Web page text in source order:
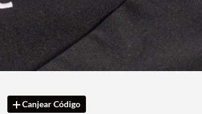
Canjear Código